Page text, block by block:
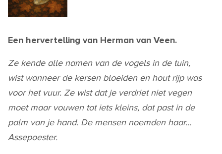
Een hervertelling van Herman van Veen.
Ze kende alle namen van de vogels in de tuin,
wist wanneer de kersen bloeiden en hout rijp was
voor het vuur. Ze wist dat je verdriet niet vegen
moet maar vouwen tot iets kleins, dat past in de
palm van je hand. De mensen noemden haar…
Assepoester.